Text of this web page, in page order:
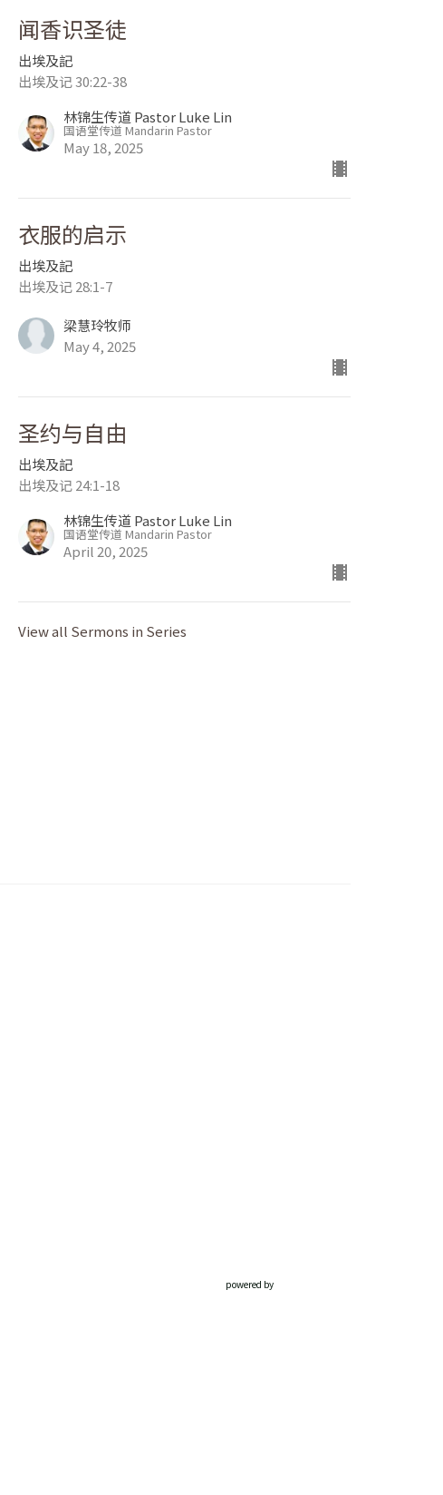
闻香识圣徒
出埃及記
出埃及记 30:22-38
林锦生传道 Pastor Luke Lin
国语堂传道 Mandarin Pastor
May 18, 2025
衣服的启示
出埃及記
出埃及记 28:1-7
梁慧玲牧师
May 4, 2025
圣约与自由
出埃及記
出埃及记 24:1-18
林锦生传道 Pastor Luke Lin
国语堂传道 Mandarin Pastor
April 20, 2025
View all Sermons in Series
powered by